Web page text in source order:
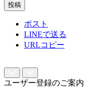
投稿
ポスト
LINEで送る
URLコピー
ユーザー登録のご案内